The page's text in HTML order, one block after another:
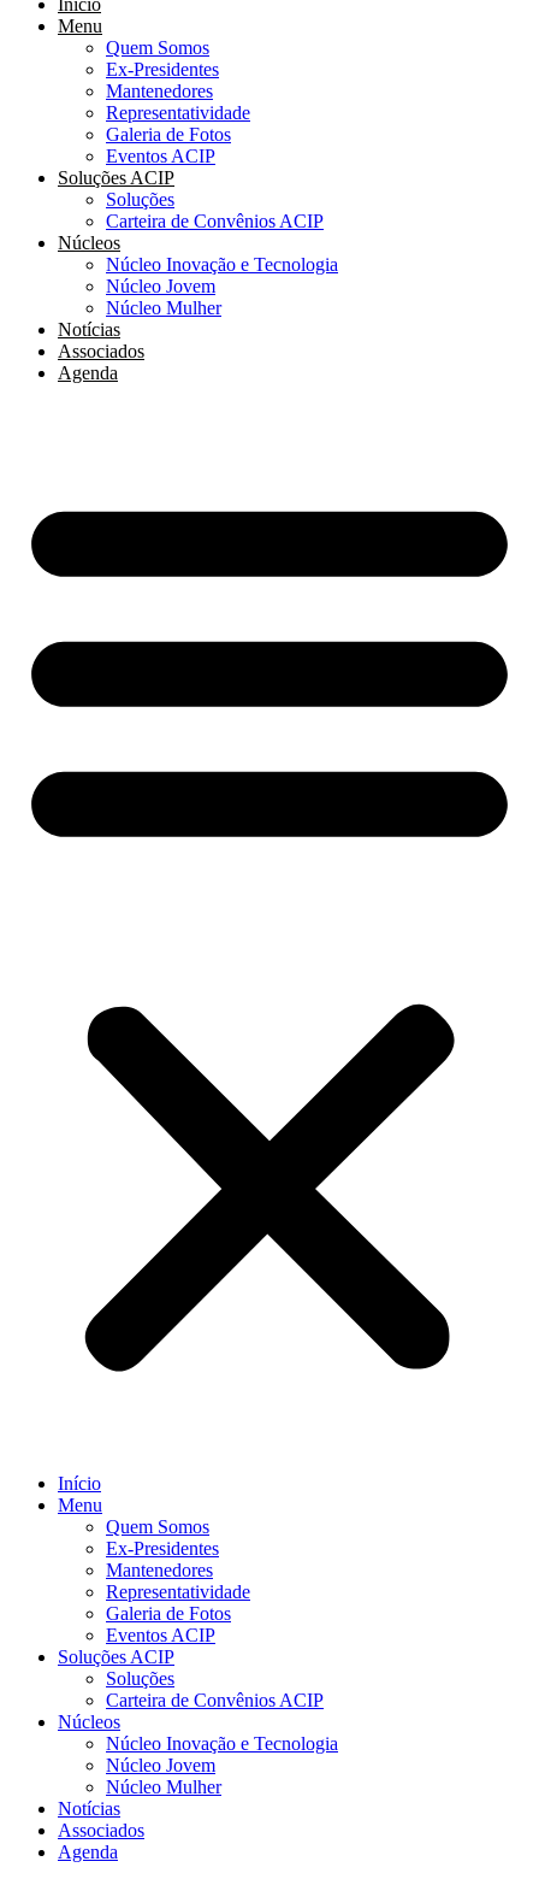
Início
Menu
Quem Somos
Ex-Presidentes
Mantenedores
Representatividade
Galeria de Fotos
Eventos ACIP
Soluções ACIP
Soluções
Carteira de Convênios ACIP
Núcleos
Núcleo Inovação e Tecnologia
Núcleo Jovem
Núcleo Mulher
Notícias
Associados
Agenda
Início
Menu
Quem Somos
Ex-Presidentes
Mantenedores
Representatividade
Galeria de Fotos
Eventos ACIP
Soluções ACIP
Soluções
Carteira de Convênios ACIP
Núcleos
Núcleo Inovação e Tecnologia
Núcleo Jovem
Núcleo Mulher
Notícias
Associados
Agenda